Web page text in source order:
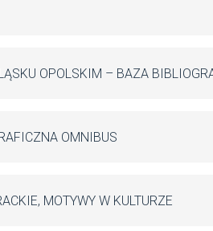
OPOLSKIM – BAZA
OMNIBUS
MOTYWY W KULTURZE